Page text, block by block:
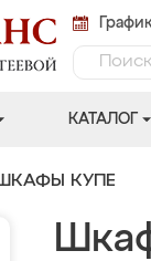
КАТАЛОГ
КУПЕ